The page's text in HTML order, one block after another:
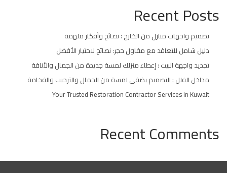
Recent Posts
تصميم واجهات منازل من الخارج : نصائح وأفكار ملهمة
دليل شامل للتعاقد مع مقاول حجر: نصائح لاختيار الأفضل
تجديد واجهة البيت : إعطاء منزلك لمسة جديدة من الجمال والأناقة
مداخل الفلل : التصميم يضفي لمسة من الجمال والترحيب والفخامة
Your Trusted Restoration Contractor Services in Kuwait
Recent Comments